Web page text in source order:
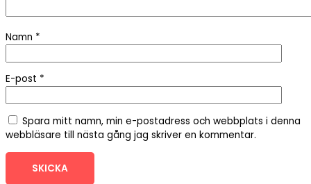
Namn *
E-post *
Spara mitt namn, min e-postadress och webbplats i denna
webbläsare till nästa gång jag skriver en kommentar.